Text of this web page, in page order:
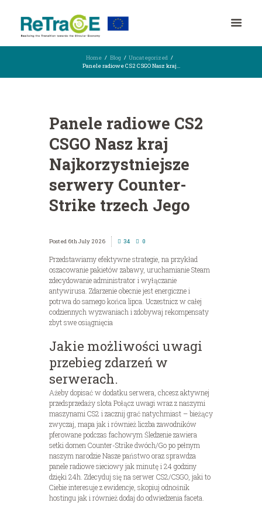
Home Blog
Uncategorized
Panele radiowe CS2 CSGO Nasz kraj...
Panele radiowe CS2
CSGO Nasz kraj
Najkorzystniejsze
serwery Counter-
Strike trzech Jego
6th July 2026 34 0
Przedstawiamy efektywne strategie, na przykład
oszacowanie pakietów zabawy, uruchamianie Steam
zdecydowanie administrator i wyłączanie
antywirusa. Zdarzenie obecnie jest energiczne i
potrwa do samego końca lipca. Uczestnicz w całej
codziennych wyzwaniach i zdobywaj rekompensaty
zbyt swe osiągnięcia
Jakie możliwości uwagi
przebieg zdarzeń w
serwerach.
Ażeby dopisać w dodatku serwera, chcesz aktywnej
przedsprzedaży slota Połącz uwagi wraz z naszymi
maszynami CS2 i zacznij grać natychmiast – bieżący
zwyczaj, mapa jak i również liczba zawodników
pferowane podczas fachowym Śledzenie zawiera
setki domen Counter-Strike dwóch/Go po pełnym
naszym narodzie Nasze państwo oraz sprawdza
panele radiowe sieciowy jak minutę i 24 godziny
dzięki 24h. Zdecyduj się na serwer CS2/CSGO, jaki to
Ciebie interesuje z ewidencje, skopiuj odnośnik
hostingu jak i również dodaj do odwiedzenia faceta.